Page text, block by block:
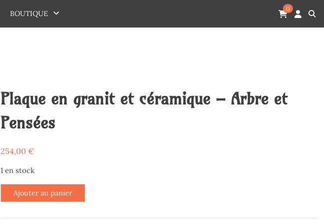
BOUTIQUE
0
Plaque en granit et céramique – Arbre et
Pensées
254,00€
1 en stock
quantité
de
Ajouter au panier